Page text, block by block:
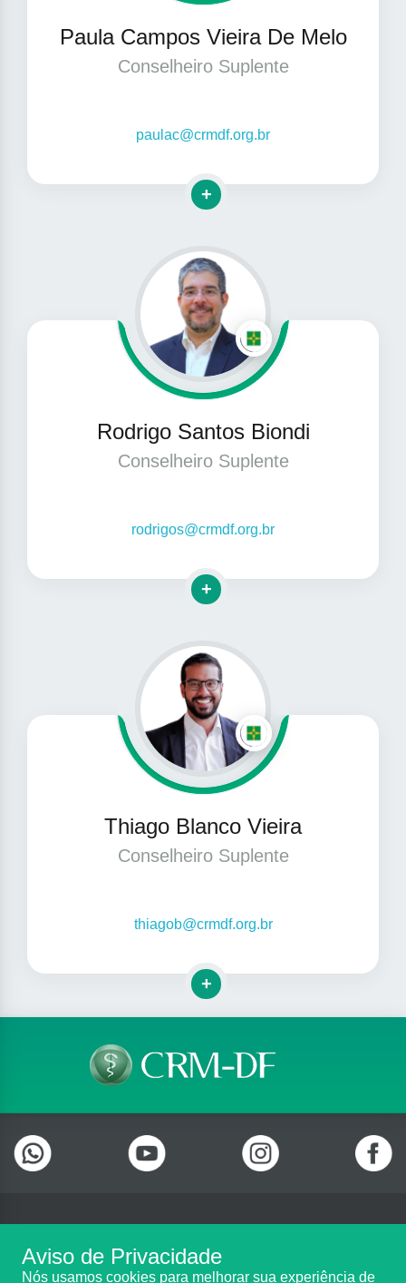
Paula Campos Vieira De Melo
Conselheiro Suplente
paulac@crmdf.org.br
Clique para mais informações
Rodrigo Santos Biondi
Conselheiro Suplente
rodrigos@crmdf.org.br
Clique para mais informações
Thiago Blanco Vieira
Conselheiro Suplente
thiagob@crmdf.org.br
Clique para mais informações
Setor de Indústrias Gráficas (SIG), Quadra 01 Lote 985 2º Andar,
Aviso de Privacidade
Nós usamos cookies para melhorar sua experiência de